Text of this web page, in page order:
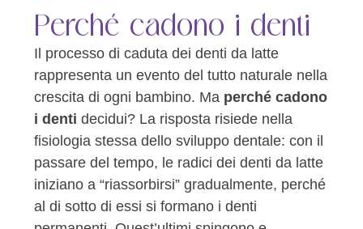
Perché cadono i denti
Il processo di caduta dei denti da latte
rappresenta un evento del tutto naturale nella
crescita di ogni bambino. Ma perché cadono
i denti decidui? La risposta risiede nella
fisiologia stessa dello sviluppo dentale: con il
passare del tempo, le radici dei denti da latte
iniziano a “riassorbirsi” gradualmente, perché
al di sotto di essi si formano i denti